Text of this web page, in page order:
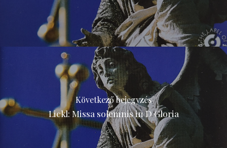
Következő bejegyzés
Lickl: Missa solemnis in D Gloria